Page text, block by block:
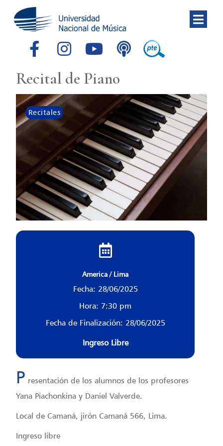
Recital de Piano
Recitales
America / Lima
Fecha: 28/06/2025
Hora: 7:30 pm
Fecha de Finalización: 28/06/2025
Ingreso Libre
P resentación de los alumnos de los profesores
Yana Piachonkina y Daniel Valverde.
Local de Camaná, jirón Camaná 566, Lima.
Ingreso libre